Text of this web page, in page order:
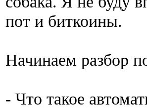
пот и биткоины.
Начинаем разбор
- Что такое